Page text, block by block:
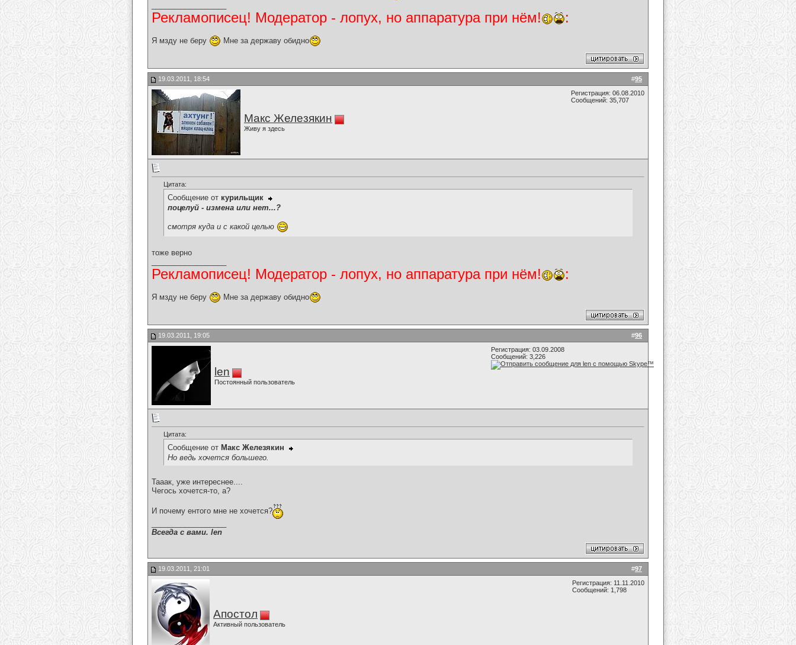
Рекламописец! Модератор - лопух, но аппаратура при нём! :
Я мзду не беру Мне за державу обидно
#95
19.03.2011, 18:54
Макс Железякин
Живу я здесь
Регистрация: 06.08.2010
Сообщений: 35,707
Цитата:
Сообщение от курильщик
поцелуй - измена или нет...?
смотря куда и с какой целью
тоже верно
Рекламописец! Модератор - лопух, но аппаратура при нём! :
Я мзду не беру Мне за державу обидно
#96
19.03.2011, 19:05
len
Постоянный пользователь
Регистрация: 03.09.2008
Сообщений: 3,226
Цитата:
Сообщение от Макс Железякин
Но ведь хочется большего.
Тааак, уже интереснее....
Чегось хочется-то, а?
И почему ентого мне не хочется?
Всегда с вами. len
#97
19.03.2011, 21:01
Апостол
Активный пользователь
Регистрация: 11.11.2010
Сообщений: 1,798